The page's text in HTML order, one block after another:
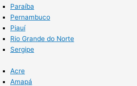
Paraíba
Pernambuco
Piauí
Rio Grande do Norte
Sergipe
Acre
Amapá